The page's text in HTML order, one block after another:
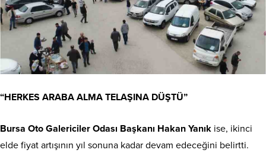
“HERKES ARABA ALMA TELAŞINA DÜŞTÜ”
Bursa Oto Galericiler Odası Başkanı Hakan Yanık ise, ikinci
elde fiyat artışının yıl sonuna kadar devam edeceğini belirtti.